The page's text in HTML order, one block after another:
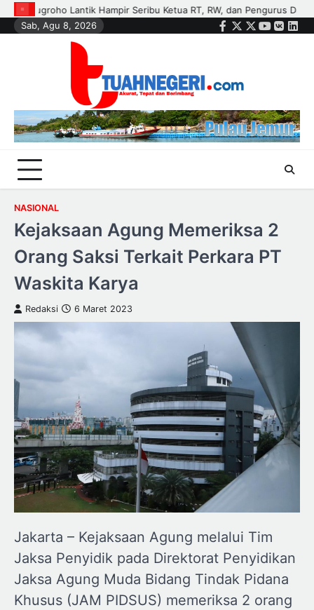
Skip
to
Dasa Wisma di Tujuh Kecamatan
Polisi dan Petani di Kandis
Sab, Agu 8, 2026
Facebook
Twitter
Instagram
Youtube
VK
NASIONAL
Kejaksaan Agung Memeriksa 2
Orang Saksi Terkait Perkara PT
Waskita Karya
Redaksi 6 Maret 2023
Jakarta – Kejaksaan Agung melalui Tim
Jaksa Penyidik pada Direktorat Penyidikan
Jaksa Agung Muda Bidang Tindak Pidana
Khusus (JAM PIDSUS) memeriksa 2 orang